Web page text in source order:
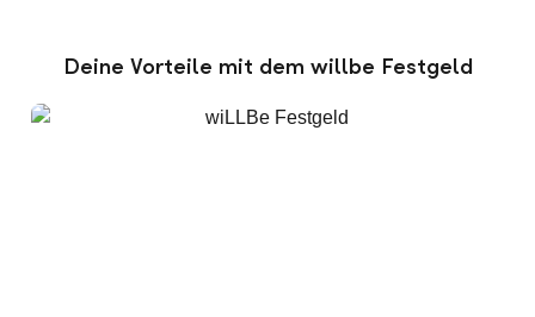
Deine Vorteile mit dem willbe Festgeld